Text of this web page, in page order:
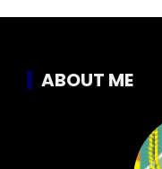
ABOUT ME